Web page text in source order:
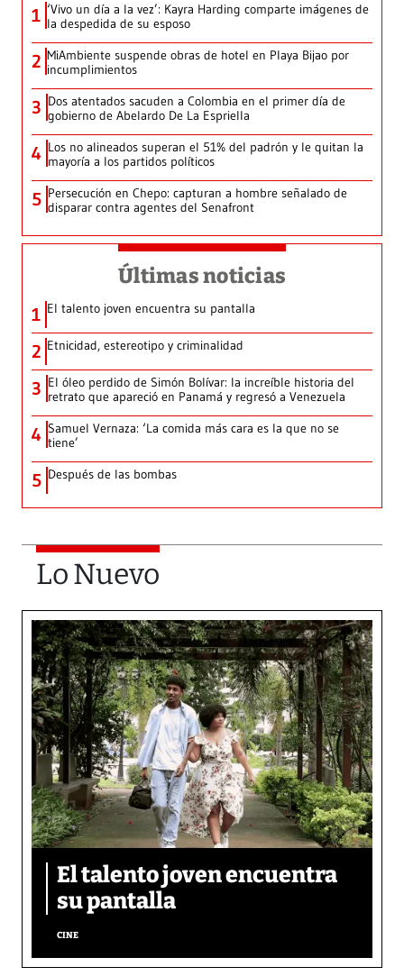
1 ‘Vivo un día a la vez’: Kayra Harding comparte imágenes de
la despedida de su esposo
2 MiAmbiente suspende obras de hotel en Playa Bijao por
incumplimientos
3 Dos atentados sacuden a Colombia en el primer día de
gobierno de Abelardo De La Espriella
4 Los no alineados superan el 51% del padrón y le quitan la
mayoría a los partidos políticos
5 Persecución en Chepo: capturan a hombre señalado de
disparar contra agentes del Senafront
Últimas noticias
1 El talento joven encuentra su pantalla​
2 Etnicidad, estereotipo y criminalidad
3 El óleo perdido de Simón Bolívar: la increíble historia del
retrato que apareció en Panamá y regresó a Venezuela
4 Samuel Vernaza: ‘La comida más cara es la que no se
tiene’
5 Después de las bombas
Lo Nuevo
El talento joven encuentra
su pantalla​
CINE